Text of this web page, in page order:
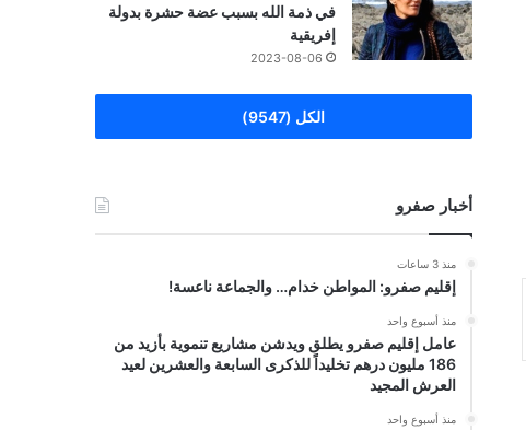
في ذمة الله بسبب عضة حشرة بدولة
إفريقية
2023-08-06
الكل (9547)
أخبار صفرو
منذ 3 ساعات
إقليم صفرو: المواطن خدام… والجماعة ناعسة!
منذ أسبوع واحد
عامل إقليم صفرو يطلق ويدشن مشاريع تنموية بأزيد من
186 مليون درهم تخليداً للذكرى السابعة والعشرين لعيد
العرش المجيد
منذ أسبوع واحد